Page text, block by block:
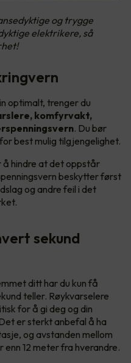
og trygge
elektrikere, så
optimalt, trenger du
komfyrvakt,
. Du bør
best mulig tilgjengelighet.
hindre at det oppstår
beskytter først
og andre feil i det
sekund
ditt har du kun få
teller. Røykvarselere
for å gi deg og din
er sterkt anbefal å ha
og avstanden mellom
12 meter fra hverandre.